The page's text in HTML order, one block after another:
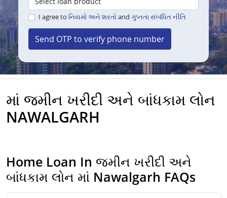
I agree to નિયમો અને શરતોand ગુપ્તતા સંબંધિત નીતિ
Send OTP to verify phone number
માં જમીન ખરીદી અને બાંધકામ લોન
NAWALGARH
Home Loan In જમીન ખરીદી અને
બાંધકામ લોન માં Nawalgarh FAQs